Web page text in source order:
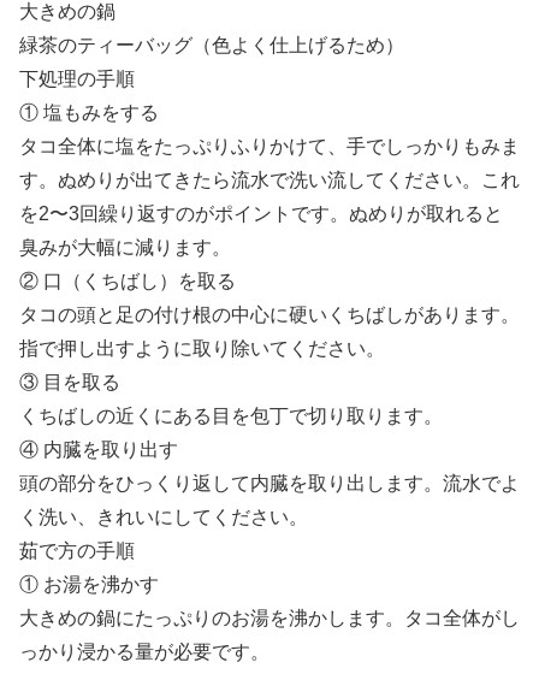
大きめの鍋
緑茶のティーバッグ（色よく仕上げるため）
下処理の手順
① 塩もみをする
タコ全体に塩をたっぷりふりかけて、手でしっかりもみま
す。ぬめりが出てきたら流水で洗い流してください。これ
を2〜3回繰り返すのがポイントです。ぬめりが取れると
臭みが大幅に減ります。
② 口（くちばし）を取る
タコの頭と足の付け根の中心に硬いくちばしがあります。
指で押し出すように取り除いてください。
③ 目を取る
くちばしの近くにある目を包丁で切り取ります。
④ 内臓を取り出す
頭の部分をひっくり返して内臓を取り出します。流水でよ
く洗い、きれいにしてください。
茹で方の手順
① お湯を沸かす
大きめの鍋にたっぷりのお湯を沸かします。タコ全体がし
っかり浸かる量が必要です。